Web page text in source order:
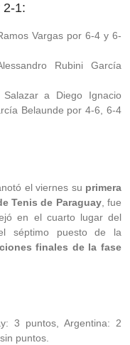
2-1:
Vargas por 6-4 y 6-
Rubini García
a Diego Ignacio
Belaunde por 4-6, 6-4
el viernes su primera
Tenis de Paraguay, fue
en el cuarto lugar del
séptimo puesto de la
finales de la fase
3 puntos, Argentina: 2
puntos.